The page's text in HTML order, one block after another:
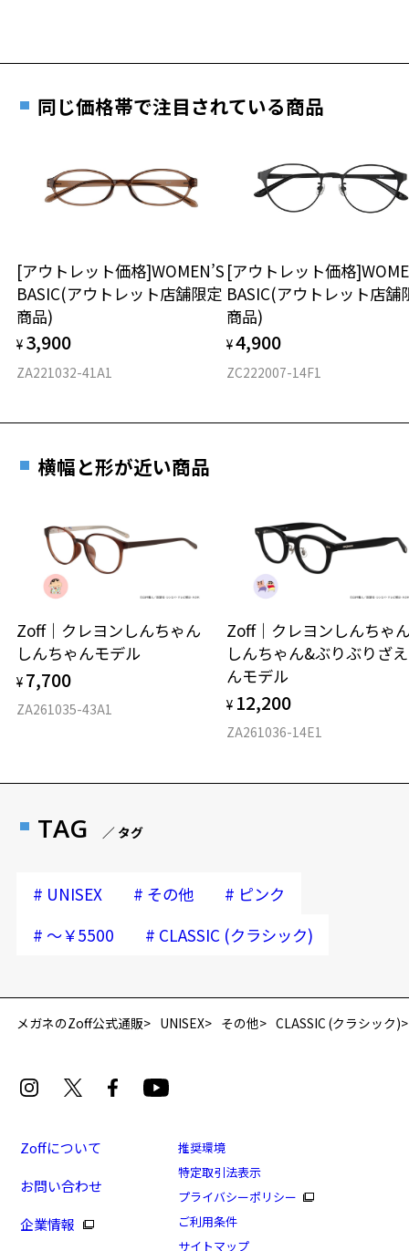
[アウトレット価格]CLASSIC(クラシック)
商品番号：ZY222006-21E1/フレームカラー：ピンク/単
14g
※着脱式サングラス：デモレンズ、アタッチメント込みの重さ
タイプ
材質
フロント素材：メタル
す。
もっと見る
お近くのZoff実店舗にて度数を測定いただけます（無料）。
その際は記入用紙をダウンロードしてお使いください。
ダウンロード
同じ価格帯で注目されている商品
[アウトレット価格]WOMEN’S
BASIC(アウトレット店舗限定
商品)
¥ 3,900
ZA221032-41A1
[アウトレット価格
BASIC(アウトレット店舗
商品)
¥4,900
ZC222007-14F1
横幅と形が近い商品
Zoff｜クレヨンしんちゃん
しんちゃんモデル
¥ 7,700
ZA261035-43A1
Zoff｜クレヨンしんち
しんちゃん&ぶりぶりざ
んモデル
¥ 12,200
ZA261036-14E1
TAG ／ タグ
# UNISEX # その他 # ピンク
# ～￥5500 # CLASSIC (クラシック)
メガネのZoff公式通販 UNISEX その他 CLASSIC (クラシック)
Zoffについて
お問い合わせ
企業情報
推奨環境
特定取引法表示
プライバシーポリシー
ご利用条件
サイトマップ